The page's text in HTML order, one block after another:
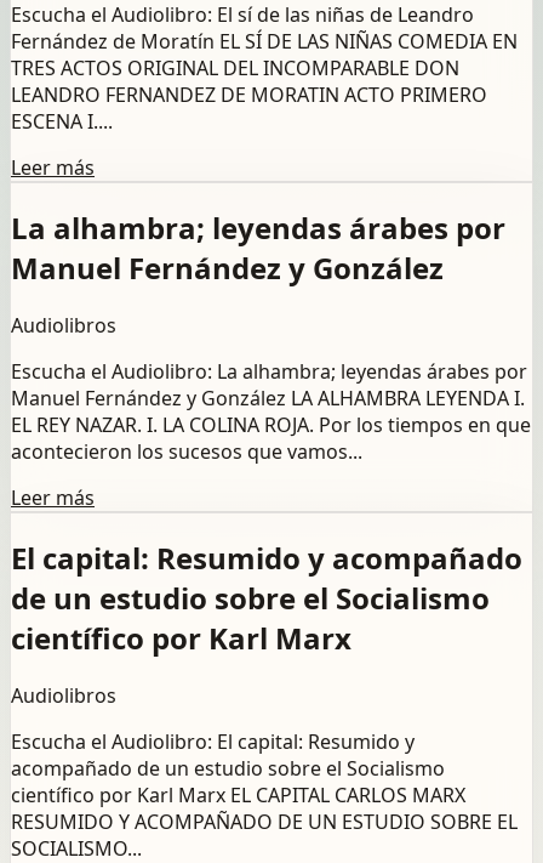
Escucha el Audiolibro: El sí de las niñas de Leandro
Fernández de Moratín EL SÍ DE LAS NIÑAS COMEDIA EN
TRES ACTOS ORIGINAL DEL INCOMPARABLE DON
LEANDRO FERNANDEZ DE MORATIN ACTO PRIMERO
ESCENA I....
Leer más
La alhambra; leyendas árabes por
Manuel Fernández y González
Audiolibros
Escucha el Audiolibro: La alhambra; leyendas árabes por
Manuel Fernández y González LA ALHAMBRA LEYENDA I.
EL REY NAZAR. I. LA COLINA ROJA. Por los tiempos en que
acontecieron los sucesos que vamos...
Leer más
El capital: Resumido y acompañado
de un estudio sobre el Socialismo
científico por Karl Marx
Audiolibros
Escucha el Audiolibro: El capital: Resumido y
acompañado de un estudio sobre el Socialismo
científico por Karl Marx EL CAPITAL CARLOS MARX
RESUMIDO Y ACOMPAÑADO DE UN ESTUDIO SOBRE EL
SOCIALISMO...